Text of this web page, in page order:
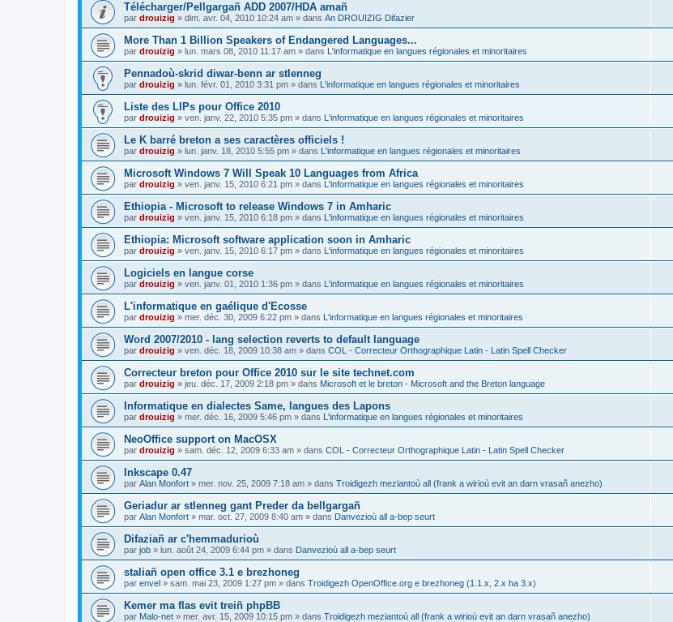
Télécharger/Pellgargañ ADD 2007/HDA amañ
par drouizig » dim. avr. 04, 2010 10:24 am » dans An DROUIZIG Difazier
More Than 1 Billion Speakers of Endangered Languages...
par drouizig » lun. mars 08, 2010 11:17 am » dans L'informatique en langues régionales et minoritaires
Pennadoù-skrid diwar-benn ar stlenneg
par drouizig » lun. févr. 01, 2010 3:31 pm » dans L'informatique en langues régionales et minoritaires
Liste des LIPs pour Office 2010
par drouizig » ven. janv. 22, 2010 5:35 pm » dans L'informatique en langues régionales et minoritaires
Le K barré breton a ses caractères officiels !
par drouizig » lun. janv. 18, 2010 5:55 pm » dans L'informatique en langues régionales et minoritaires
Microsoft Windows 7 Will Speak 10 Languages from Africa
par drouizig » ven. janv. 15, 2010 6:21 pm » dans L'informatique en langues régionales et minoritaires
Ethiopia - Microsoft to release Windows 7 in Amharic
par drouizig » ven. janv. 15, 2010 6:18 pm » dans L'informatique en langues régionales et minoritaires
Ethiopia: Microsoft software application soon in Amharic
par drouizig » ven. janv. 15, 2010 6:17 pm » dans L'informatique en langues régionales et minoritaires
Logiciels en langue corse
par drouizig » ven. janv. 01, 2010 1:36 pm » dans L'informatique en langues régionales et minoritaires
L'informatique en gaélique d'Ecosse
par drouizig » mer. déc. 30, 2009 6:22 pm » dans L'informatique en langues régionales et minoritaires
Word 2007/2010 - lang selection reverts to default language
par drouizig » ven. déc. 18, 2009 10:38 am » dans COL - Correcteur Orthographique Latin - Latin Spell Checker
Correcteur breton pour Office 2010 sur le site technet.com
par drouizig » jeu. déc. 17, 2009 2:18 pm » dans Microsoft et le breton - Microsoft and the Breton language
Informatique en dialectes Same, langues des Lapons
par drouizig » mer. déc. 16, 2009 5:46 pm » dans L'informatique en langues régionales et minoritaires
NeoOffice support on MacOSX
par drouizig » sam. déc. 12, 2009 6:33 am » dans COL - Correcteur Orthographique Latin - Latin Spell Checker
Inkscape 0.47
par Alan Monfort » mer. nov. 25, 2009 7:18 am » dans Troidigezh meziantoù all (frank a wirioù evit an darn vrasañ anezho)
Geriadur ar stlenneg gant Preder da bellgargañ
par Alan Monfort » mar. oct. 27, 2009 8:40 am » dans Danvezioù all a-bep seurt
Difaziañ ar c'hemmadurioù
par job » lun. août 24, 2009 6:44 pm » dans Danvezioù all a-bep seurt
staliañ open office 3.1 e brezhoneg
par envel » sam. mai 23, 2009 1:27 pm » dans Troidigezh OpenOffice.org e brezhoneg (1.1.x, 2.x ha 3.x)
Kemer ma flas evit treiñ phpBB
par Malo-net » mer. avr. 15, 2009 10:15 pm » dans Troidigezh meziantoù all (frank a wirioù evit an darn vrasañ anezho)